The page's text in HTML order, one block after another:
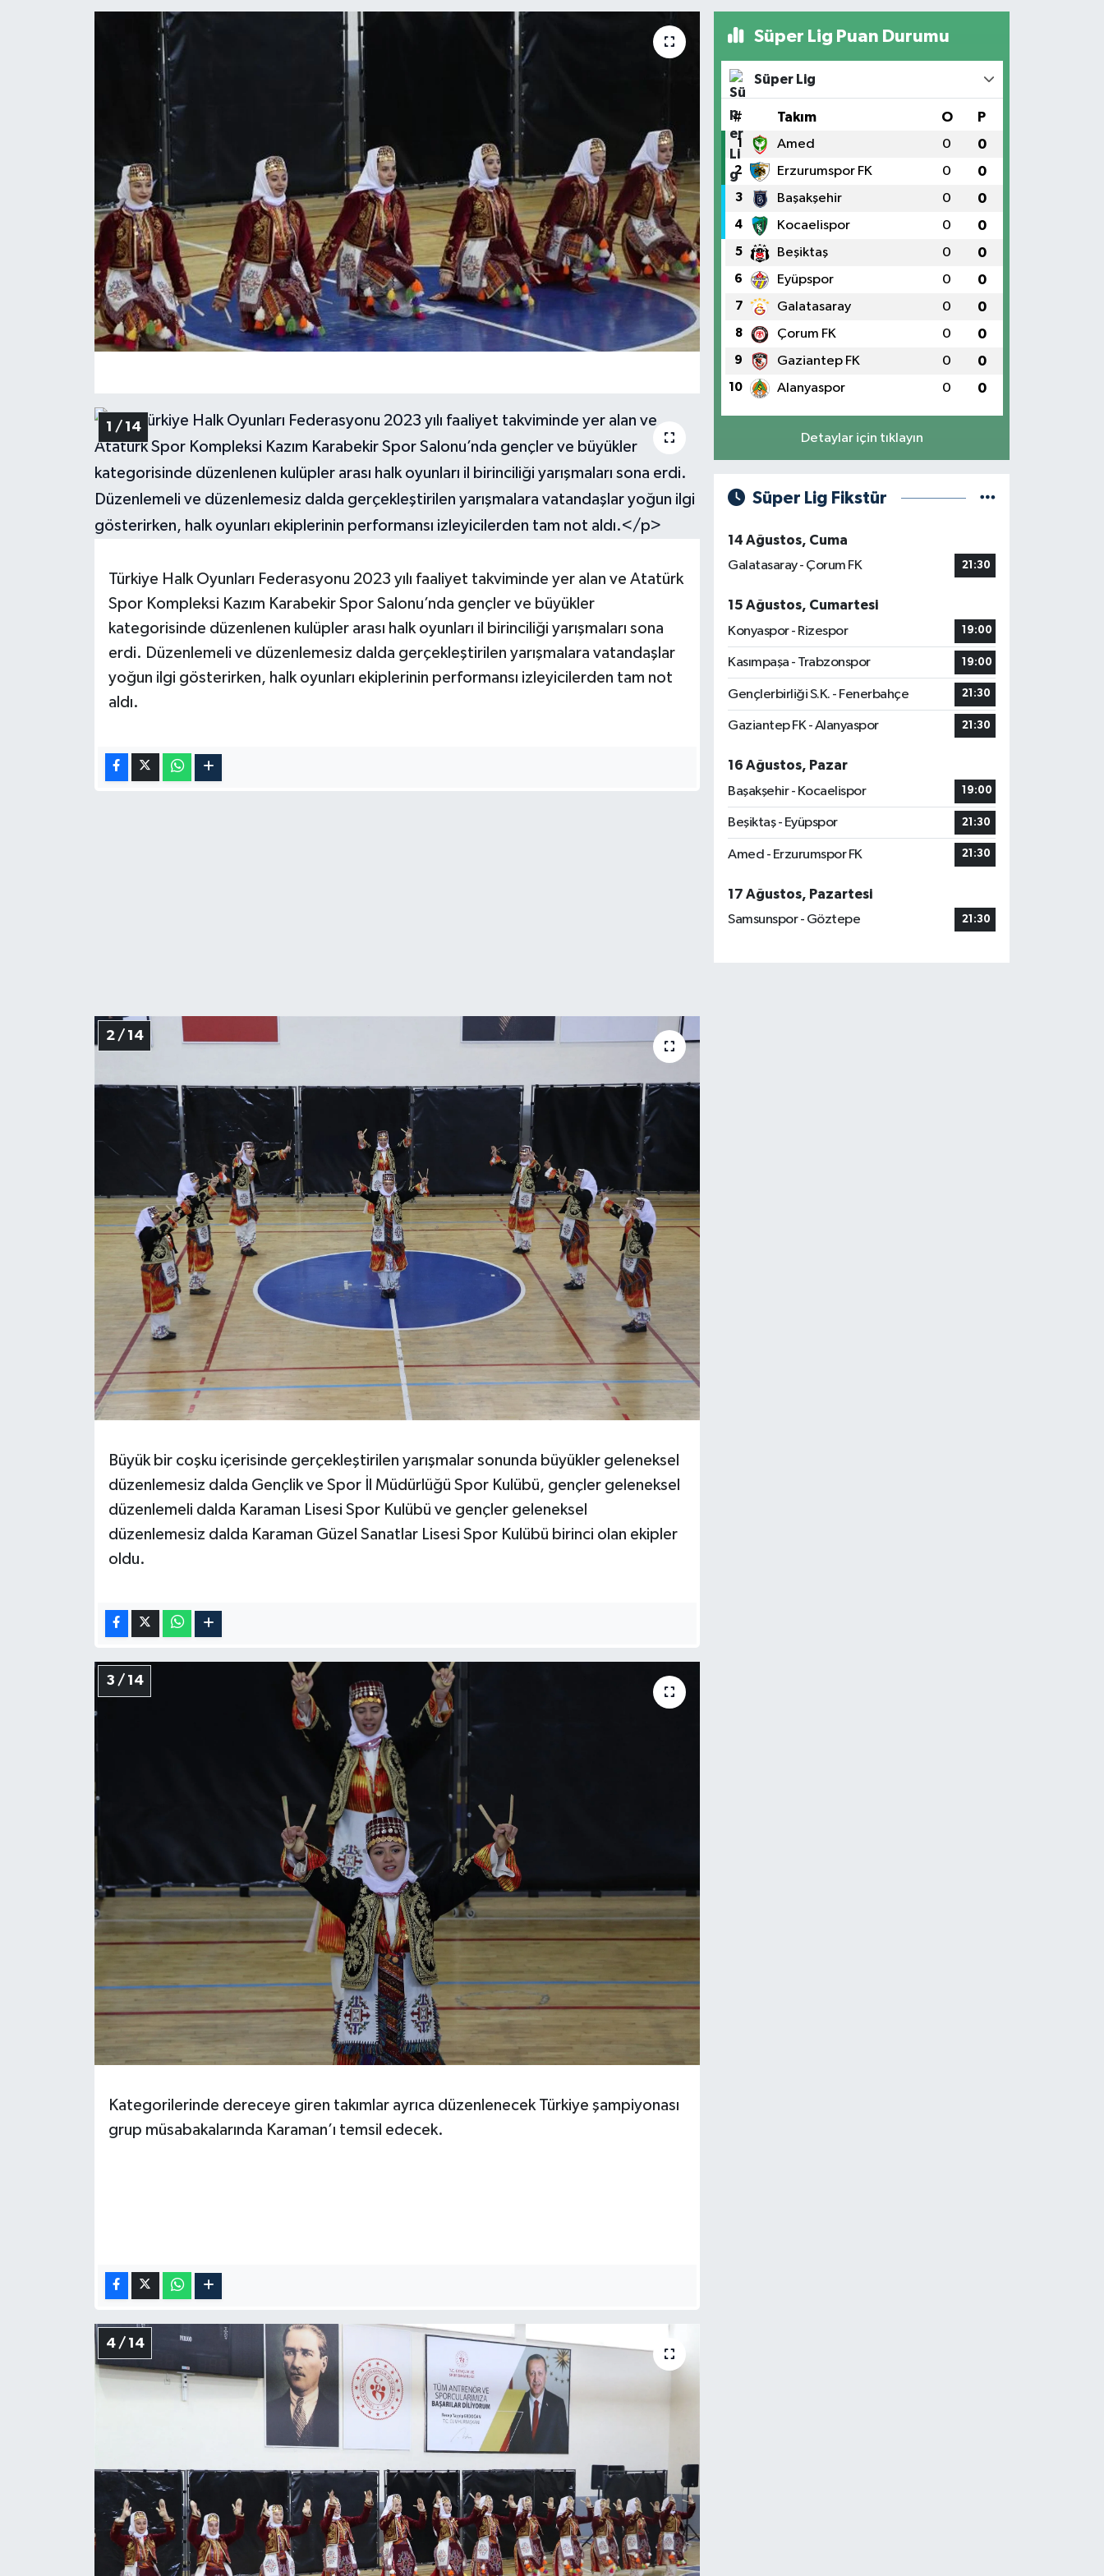
1 / 14
Türkiye Halk Oyunları Federasyonu 2023 yılı faaliyet takviminde yer alan ve Atatürk
Spor Kompleksi Kazım Karabekir Spor Salonu’nda gençler ve büyükler
kategorisinde düzenlenen kulüpler arası halk oyunları il birinciliği yarışmaları sona
erdi. Düzenlemeli ve düzenlemesiz dalda gerçekleştirilen yarışmalara vatandaşlar
yoğun ilgi gösterirken, halk oyunları ekiplerinin performansı izleyicilerden tam not
aldı.
2 / 14
Büyük bir coşku içerisinde gerçekleştirilen yarışmalar sonunda büyükler geleneksel
düzenlemesiz dalda Gençlik ve Spor İl Müdürlüğü Spor Kulübü, gençler geleneksel
düzenlemeli dalda Karaman Lisesi Spor Kulübü ve gençler geleneksel
düzenlemesiz dalda Karaman Güzel Sanatlar Lisesi Spor Kulübü birinci olan ekipler
oldu.
3 / 14
Kategorilerinde dereceye giren takımlar ayrıca düzenlenecek Türkiye şampiyonası
grup müsabakalarında Karaman’ı temsil edecek.
4 / 14
Süper Lig Puan Durumu
Süper Lig
# Takım O P
1 Amed 0 0
2 Erzurumspor FK 0 0
3 Başakşehir 0 0
4 Kocaelispor 0 0
5 Beşiktaş 0 0
6 Eyüpspor 0 0
7 Galatasaray 0 0
8 Çorum FK 0 0
9 Gaziantep FK 0 0
10 Alanyaspor 0 0
Detaylar için tıklayın
Süper Lig Fikstür
14 Ağustos, Cuma
Galatasaray - Çorum FK
21:30
15 Ağustos, Cumartesi
Konyaspor - Rizespor
19:00
Kasımpaşa - Trabzonspor 19:00
Gençlerbirliği S.K. - Fenerbahçe 21:30
Gaziantep FK - Alanyaspor 21:30
16 Ağustos, Pazar
Başakşehir - Kocaelispor
19:00
Beşiktaş - Eyüpspor 21:30
Amed - Erzurumspor FK 21:30
17 Ağustos, Pazartesi
Samsunspor - Göztepe
21:30